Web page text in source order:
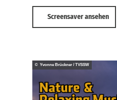
© Yvonne Brückner / TVSSW
Screensaver ansehen